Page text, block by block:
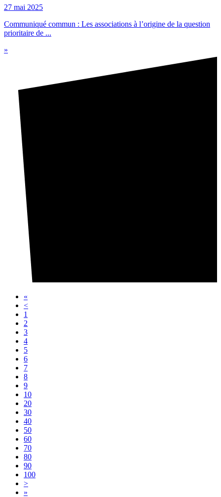
27 mai 2025
Communiqué commun : Les associations à l’origine de la question
prioritaire de ...
»
«
<
1
2
3
4
5
6
7
8
9
10
20
30
40
50
60
70
80
90
100
>
»